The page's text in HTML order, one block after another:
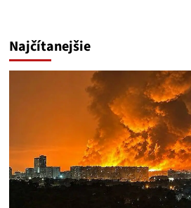
Najčítanejšie